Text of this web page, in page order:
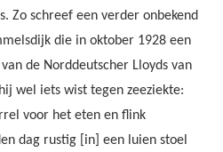
Zo schreef een verder onbekend
die in oktober 1928 een
de Norddeutscher Lloyds van
wel iets wist tegen zeeziekte:
voor het eten en flink
dag rustig [in] een luien stoel